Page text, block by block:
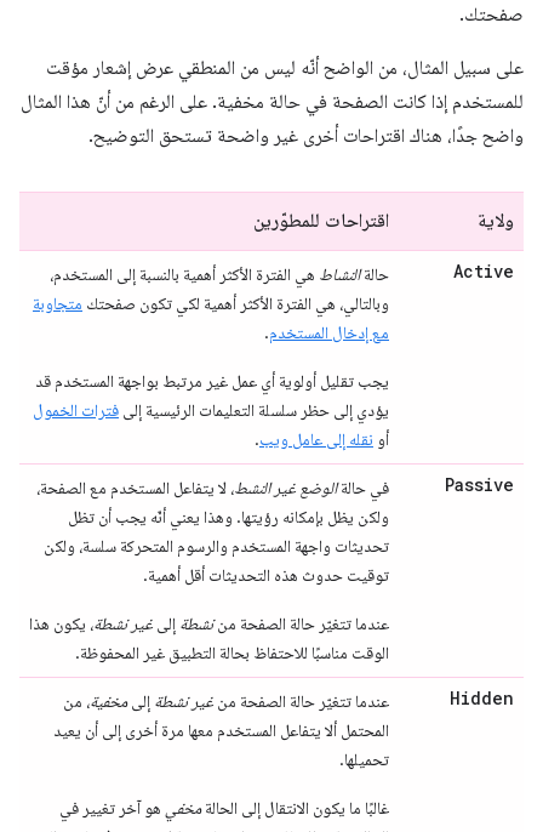
صفحتك.
على سبيل المثال، من الواضح أنّه ليس من المنطقي عرض إشعار مؤقت
للمستخدم إذا كانت الصفحة في حالة مخفية. على الرغم من أنّ هذا المثال
واضح جدًا، هناك اقتراحات أخرى غير واضحة تستحق التوضيح.
ولاية اقتراحات للمطوّرين
Active حالةالنشاط هي الفترة الأكثر أهمية بالنسبة إلى المستخدم،
وبالتالي، هي الفترة الأكثر أهمية لكي تكون صفحتك متجاوبة
مع إدخال المستخدم.
يجب تقليل أولوية أي عمل غير مرتبط بواجهة المستخدم قد
يؤدي إلى حظر سلسلة التعليمات الرئيسية إلى فترات الخمول
أو نقله إلى عامل ويب.
Passive في حالةالوضع غير النشط، لا يتفاعل المستخدم مع الصفحة،
ولكن يظل بإمكانه رؤيتها. وهذا يعني أنّه يجب أن تظل
تحديثات واجهة المستخدم والرسوم المتحركة سلسة، ولكن
توقيت حدوث هذه التحديثات أقل أهمية.
عندما تتغيّر حالة الصفحة مننشطة إلى غير نشطة، يكون هذا
الوقت مناسبًا للاحتفاظ بحالة التطبيق غير المحفوظة.
Hidden عندما تتغيّر حالة الصفحة من غير نشطة إلىمخفية، من
المحتمل ألا يتفاعل المستخدم معها مرة أخرى إلى أن يعيد
تحميلها.
غالبًا ما يكون الانتقال إلى الحالةمخفي هو آخر تغيير في